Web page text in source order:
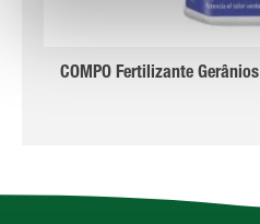
COMPO Fertilizante Gerânios